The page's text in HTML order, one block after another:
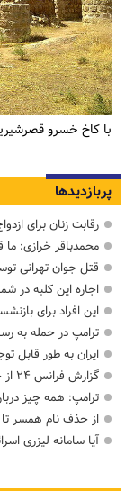
با کاخ خسرو
پربازدیدها
رقابت زنان برای
محمدباقر خرازی:
قتل جوان تهرانی
اجاره این کلبه در شمال شبی ۸۱
این افراد برای
ترامپ در حمله‌ به
ایران به طور قابل
گزارش فرانس ۲۴ از حمله اسرائیل به عبادتگاه یهودیان در تهران
ترامپ: همه چیز
از حذف نام همسر تا
آیا سامانه لیزری